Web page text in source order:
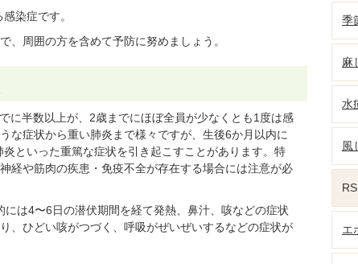
染症です。
、周囲の方を含めて予防に努めましょう。
に半数以上が、2歳までにほぼ全員が少なくとも1度は感
な症状から重い肺炎まで様々ですが、生後6か月以内に
といった重篤な症状を引き起こすことがあります。特
経や筋肉の疾患・免疫不全が存在する場合には注意が必
は4〜6日の潜伏期間を経て発熱、鼻汁、咳などの症状
、ひどい咳がつづく、呼吸がぜいぜいするなどの症状が
季
麻
水
風
エ